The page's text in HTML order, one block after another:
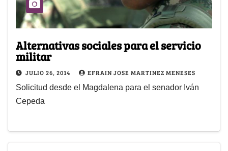
Alternativas sociales para el servicio
militar
JULIO 26, 2014 EFRAIN JOSE MARTINEZ MENESES
Solicitud desde el Magdalena para el senador Iván
Cepeda